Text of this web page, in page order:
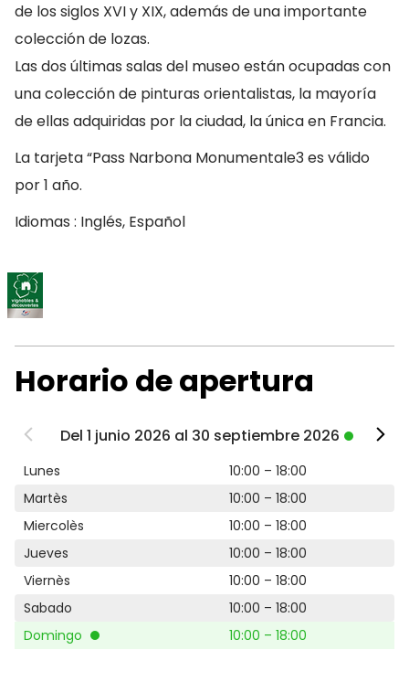
de los siglos XVI y XIX, además de una importante
colección de lozas.
Las dos últimas salas del museo están ocupadas con
una colección de pinturas orientalistas, la mayoría
de ellas adquiridas por la ciudad, la única en Francia.
La tarjeta “Pass Narbona Monumentale3 es válido
por 1 año.
Idiomas : Inglés, Español
Horario de apertura
Del 1 junio 2026 al 30 septiembre 2026
Lunes
10:00 – 18:00
Martès
10:00 – 18:00
Miercolès
10:00 – 18:00
Jueves
10:00 – 18:00
Viernès
10:00 – 18:00
Sabado
10:00 – 18:00
Domingo
10:00 – 18:00